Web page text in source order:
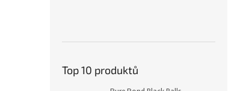
Top 10 produktů